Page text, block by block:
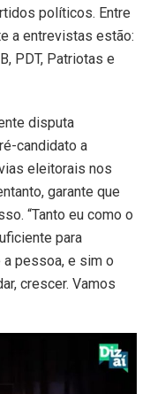
políticos. Entre
a entrevistas estão:
PDT, Patriotas e
disputa
candidato a
eleitorais nos
garante que
“Tanto eu como o
para
pessoa, e sim o
crescer. Vamos